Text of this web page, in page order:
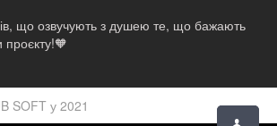
що озвучують з душею те, що бажають
проєкту!🧡
SOFT у 2021